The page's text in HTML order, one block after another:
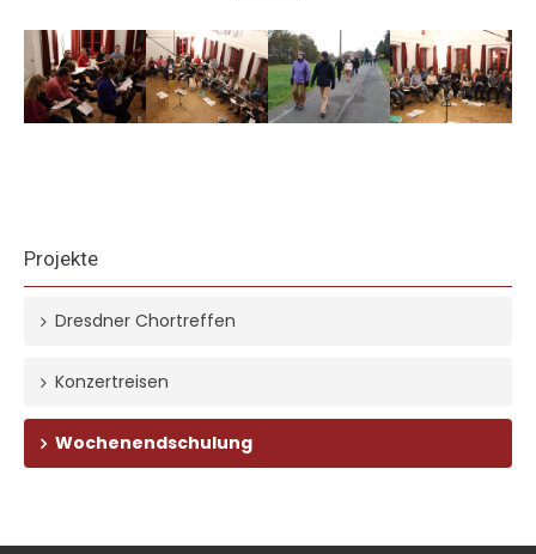
Projekte
Dresdner Chortreffen
Konzertreisen
Wochenendschulung